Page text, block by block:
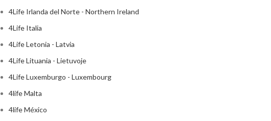
4Life Irlanda del Norte - Northern Ireland
4Life Italia
4Life Letonia - Latvia
4Life Lituania - Lietuvoje
4Life Luxemburgo - Luxembourg
4life Malta
4life México